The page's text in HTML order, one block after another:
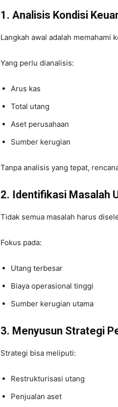
1. Analisis Kondisi
Langkah awal adalah memahami
Yang perlu dianalisis:
Arus kas
Total utang
Aset perusahaan
Sumber kerugian
Tanpa analisis yang tepat,
2. Identifikasi Masalah
Tidak semua masalah harus
Fokus pada:
Utang terbesar
Biaya operasional tinggi
Sumber kerugian utama
3. Menyusun Strategi
Strategi bisa meliputi:
Restrukturisasi utang
Penjualan aset